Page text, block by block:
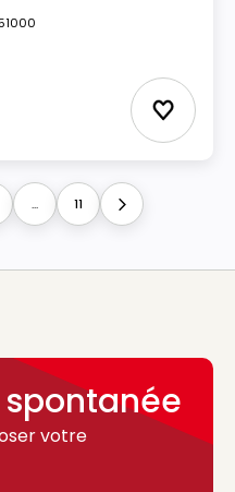
Ajouter
... 11 Next
votre